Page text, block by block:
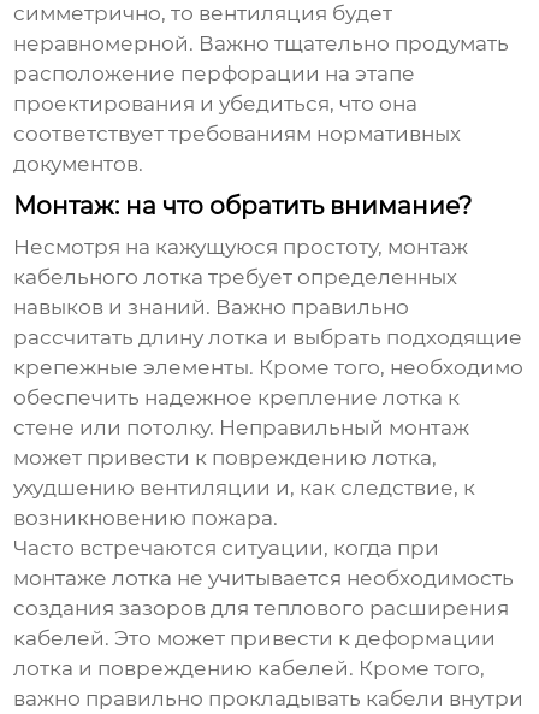
симметрично, то вентиляция будет
неравномерной. Важно тщательно продумать
расположение перфорации на этапе
проектирования и убедиться, что она
соответствует требованиям нормативных
документов.
Монтаж: на что обратить внимание?
Несмотря на кажущуюся простоту, монтаж
кабельного лотка требует определенных
навыков и знаний. Важно правильно
рассчитать длину лотка и выбрать подходящие
крепежные элементы. Кроме того, необходимо
обеспечить надежное крепление лотка к
стене или потолку. Неправильный монтаж
может привести к повреждению лотка,
ухудшению вентиляции и, как следствие, к
возникновению пожара.
Часто встречаются ситуации, когда при
монтаже лотка не учитывается необходимость
создания зазоров для теплового расширения
кабелей. Это может привести к деформации
лотка и повреждению кабелей. Кроме того,
важно правильно прокладывать кабели внутри